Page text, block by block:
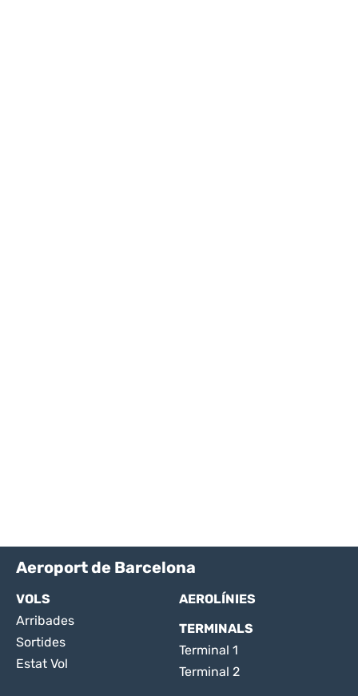
Aeroport de Barcelona
VOLS
Arribades
Sortides
Estat Vol
AEROLÍNIES
TERMINALS
Terminal 1
Terminal 2